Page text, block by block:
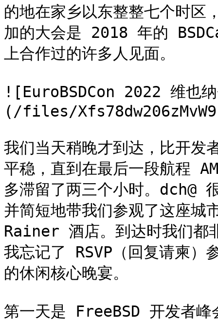
的地在家乡以东整整七个时区
加的大会是 2018 年的
上合作过的许多人见面。
![EuroBSDCon 2022 维也
(/files/
我们当天稍晚才到达，比开发
平稳，直到在最后一段航程
多滞留了两三个小时。dch@
并简短地带我们参观了这座
Rainer 酒店。到达时我们都
我忘记了 RSVP（回复请柬）
的休闲核心晚宴。
第一天是 FreeBSD 开发者